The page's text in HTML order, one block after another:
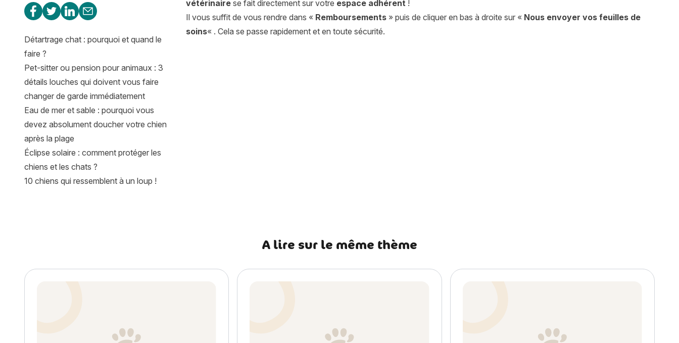
vétérinaire se fait directement sur votre espace adhérent !
Il vous suffit de vous rendre dans « Remboursements » puis de cliquer en bas à droite sur « Nous envoyer vos feuilles de
soins« . Cela se passe rapidement et en toute sécurité.
Partager sur Facebook
Partager sur Twitter
Partager sur Linkedin
Partager par e-mail
Détartrage chat : pourquoi et quand le
faire ?
Pet-sitter ou pension pour animaux : 3
détails louches qui doivent vous faire
changer de garde immédiatement
Eau de mer et sable : pourquoi vous
devez absolument doucher votre chien
après la plage
Éclipse solaire : comment protéger les
chiens et les chats ?
10 chiens qui ressemblent à un loup !
A lire sur le même thème